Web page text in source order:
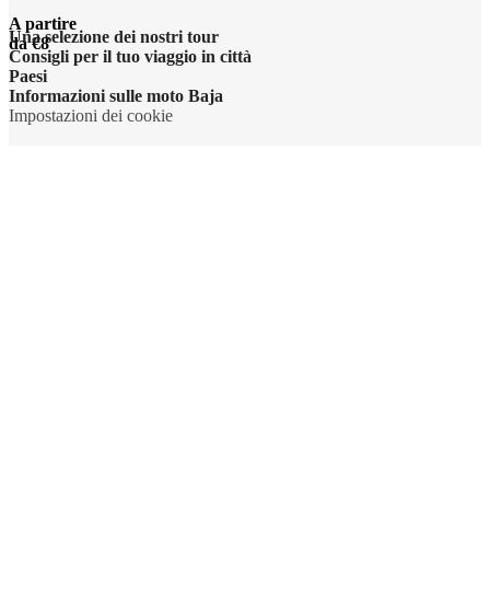
A partire
da €8
Una selezione dei nostri tour
Consigli per il tuo viaggio in città
Paesi
Informazioni sulle moto Baja
Impostazioni dei cookie